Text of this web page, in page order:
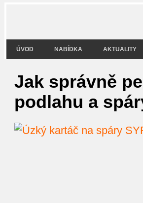
ÚVOD NABÍDKA AKTUALITY
Jak správně
podlahu a